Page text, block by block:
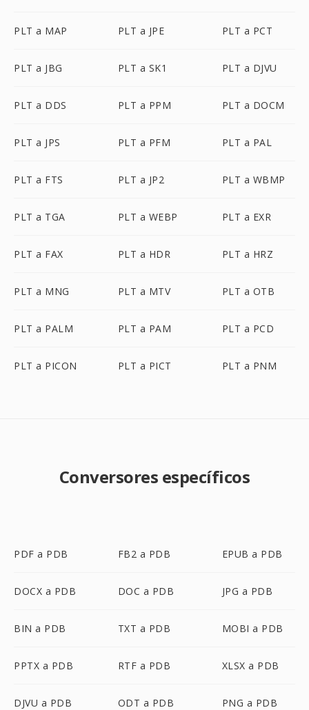
PLT a MAP PLT a JPE PLT a PCT
PLT a JBG PLT a SK1 PLT a DJVU
PLT a DDS PLT a PPM PLT a DOCM
PLT a JPS PLT a PFM PLT a PAL
PLT a FTS PLT a JP2 PLT a WBMP
PLT a TGA PLT a WEBP PLT a EXR
PLT a FAX PLT a HDR PLT a HRZ
PLT a MNG PLT a MTV PLT a OTB
PLT a PALM PLT a PAM PLT a PCD
PLT a PICON PLT a PICT PLT a PNM
Conversores específicos
PDF a PDB FB2 a PDB EPUB a PDB
DOCX a PDB DOC a PDB JPG a PDB
BIN a PDB TXT a PDB MOBI a PDB
PPTX a PDB RTF a PDB XLSX a PDB
DJVU a PDB ODT a PDB PNG a PDB